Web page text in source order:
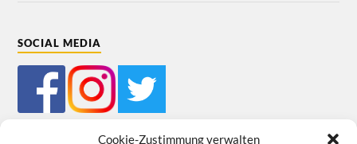
Cookie-Zustimmung verwalten
SOCIAL MEDIA